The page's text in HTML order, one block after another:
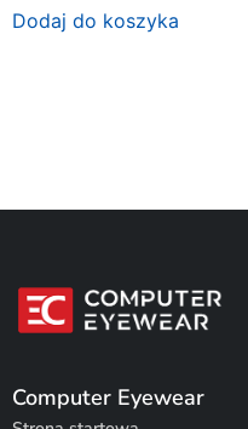
Dodaj do koszyka
Computer Eyewear